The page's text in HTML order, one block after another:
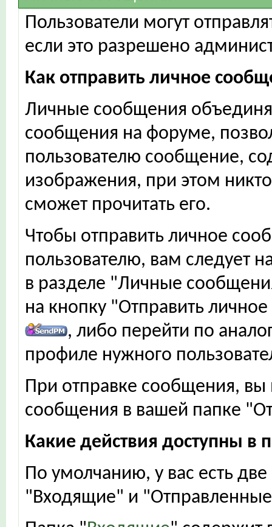
Пользователи могут
если это разрешено
Как отправить личное
Личные сообщения
сообщения на форуме,
пользователю сообщение,
изображения, при этом
сможет прочитать его.
Чтобы отправить личное
пользователю, вам следует
в разделе "Личные
на кнопку "Отправить
, либо перейти по
профиле нужного
При отправке сообщения,
сообщения в вашей папке
Какие действия доступны в
По умолчанию, у вас есть
"Входящие" и